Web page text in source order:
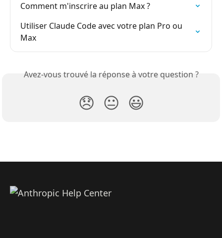
Comment m'inscrire au plan Max ?
Utiliser Claude Code avec votre plan Pro ou
Max
Avez-vous trouvé la réponse à votre question ?
😞 😐 😃